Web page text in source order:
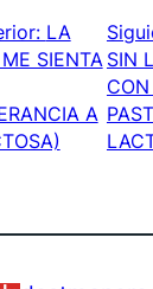
LA
SIENTA
A
SIN